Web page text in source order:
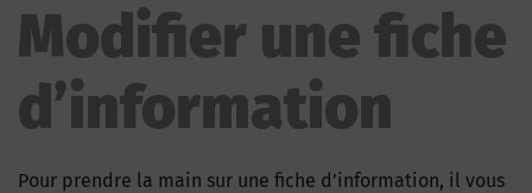
Modifier une fiche
d’information
Pour prendre la main sur une fiche d’information, il vous